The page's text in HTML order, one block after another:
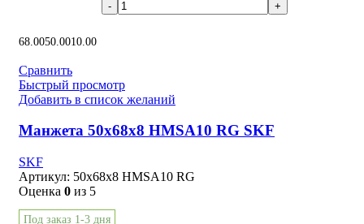
68.0050.0010.00
Сравнить
Быстрый просмотр
Добавить в список желаний
Манжета 50x68x8 HMSA10 RG SKF
SKF
Артикул: 50x68x8 HMSA10 RG
Оценка 0 из 5
Под заказ 1-3 дня